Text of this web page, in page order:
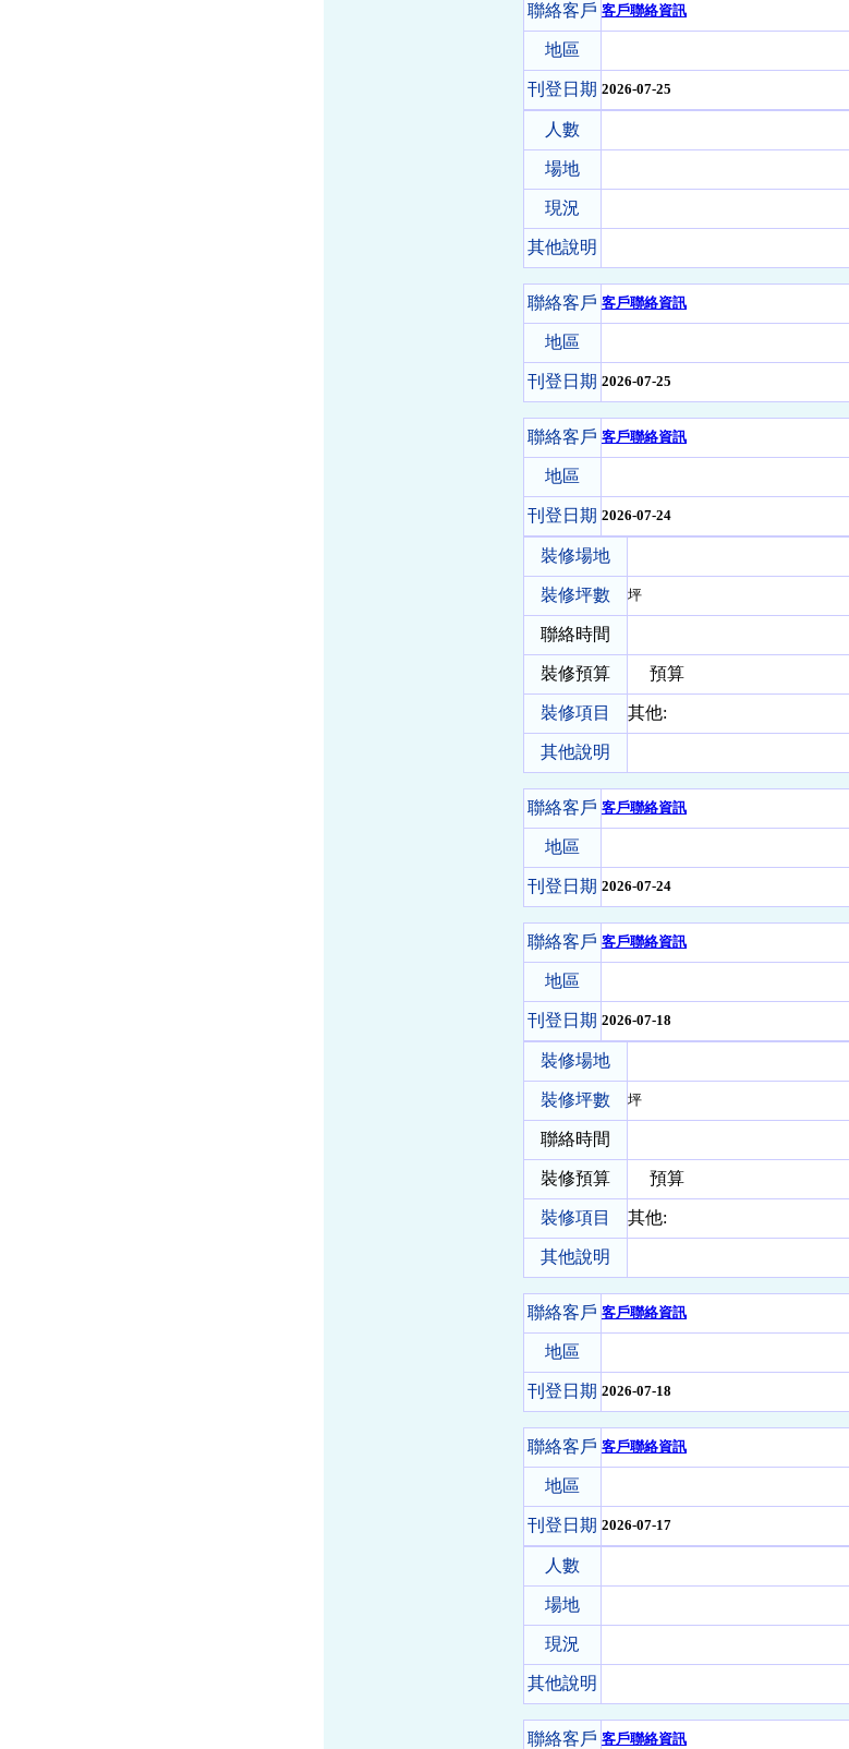
聯絡客戶 客戶聯絡資訊
地區
刊登日期 2026-07-25
人數
場地
現況
其他說明
聯絡客戶 客戶聯絡資訊
地區
刊登日期 2026-07-25
聯絡客戶 客戶聯絡資訊
地區
刊登日期 2026-07-24
裝修場地
裝修坪數 坪
聯絡時間
裝修預算 預算
裝修項目 其他:
其他說明
聯絡客戶 客戶聯絡資訊
地區
刊登日期 2026-07-24
聯絡客戶 客戶聯絡資訊
地區
刊登日期 2026-07-18
裝修場地
裝修坪數 坪
聯絡時間
裝修預算 預算
裝修項目 其他:
其他說明
聯絡客戶 客戶聯絡資訊
地區
刊登日期 2026-07-18
聯絡客戶 客戶聯絡資訊
地區
刊登日期 2026-07-17
人數
場地
現況
其他說明
聯絡客戶 客戶聯絡資訊